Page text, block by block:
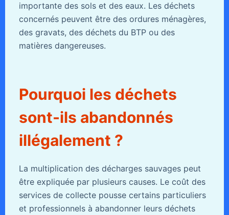
importante des sols et des eaux. Les déchets
concernés peuvent être des ordures ménagères,
des gravats, des déchets du BTP ou des
matières dangereuses.
Pourquoi les déchets
sont-ils abandonnés
illégalement ?
La multiplication des décharges sauvages peut
être expliquée par plusieurs causes. Le coût des
services de collecte pousse certains particuliers
et professionnels à abandonner leurs déchets